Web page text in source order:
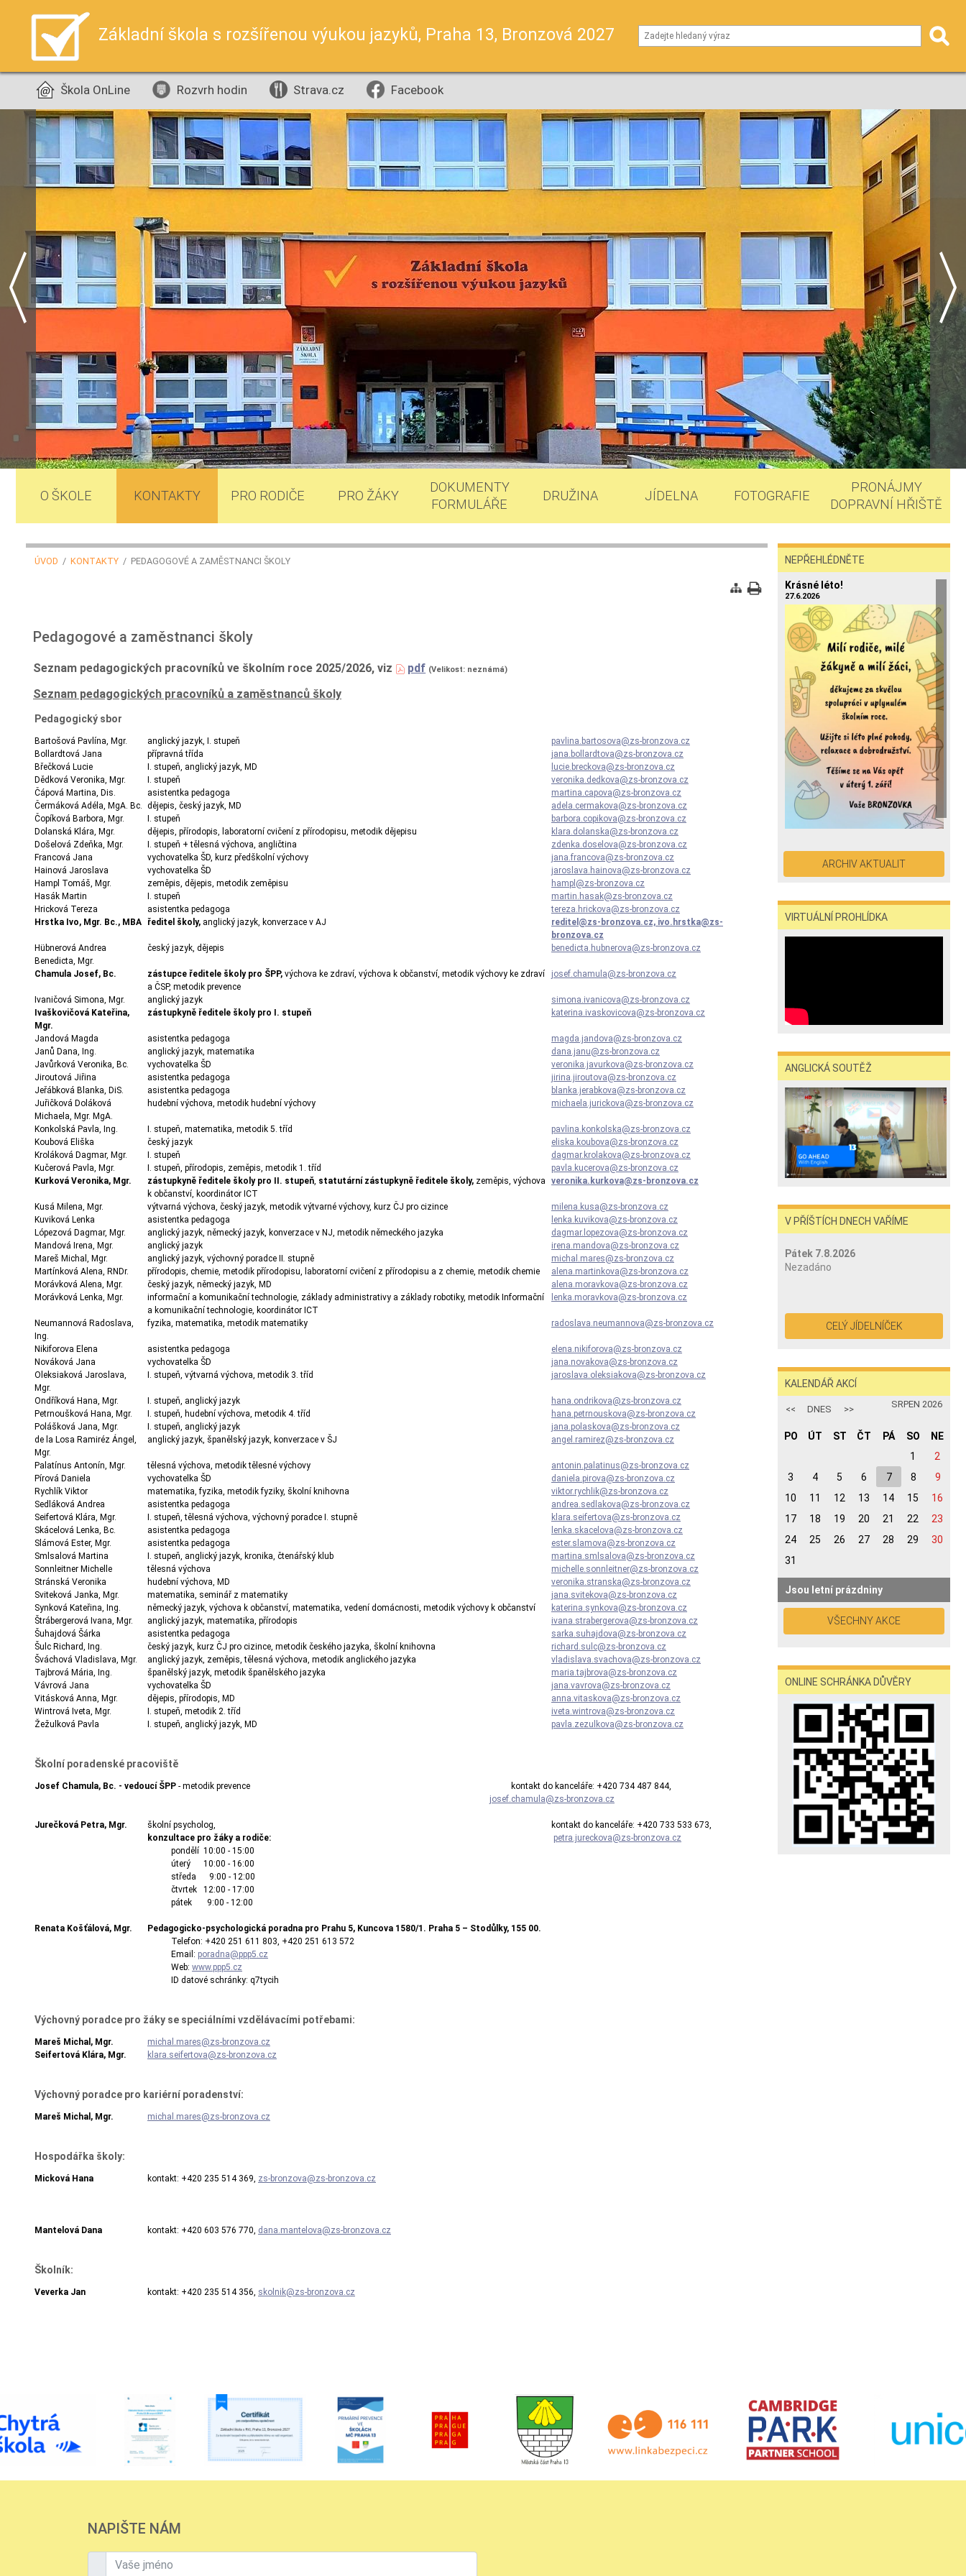
Základní škola s rozšířenou výukou jazyků, Praha 13, Bronzová 2027
Škola OnLine Rozvrh hodin Strava.cz Facebook
O ŠKOLE KONTAKTY PRO RODIČE PRO ŽÁKY
DOKUMENTY
FORMULÁŘE
DRUŽINA JÍDELNA FOTOGRAFIE
PRONÁJMY
DOPRAVNÍ HŘIŠTĚ
ÚVOD / KONTAKTY / PEDAGOGOVÉ A ZAMĚSTNANCI ŠKOLY
Pedagogové a zaměstnanci školy
Seznam pedagogických pracovníků ve školním roce 2025/2026, viz pdf (Velikost: neznámá)
Seznam pedagogických pracovníků a zaměstnanců školy
Pedagogický sbor
Bartošová Pavlína, Mgr. anglický jazyk, I. stupeň
pavlina.bartosova@zs-bronzova.cz
Bollardtová Jana
přípravná třída
jana.bollardtova@zs-bronzova.cz
Břečková Lucie
I. stupeň, anglický jazyk, MD
lucie.breckova@zs-bronzova.cz
Dědková Veronika, Mgr.
I. stupeň
veronika.dedkova@zs-bronzova.cz
Čápová Martina, Dis.
asistentka pedagoga
martina.capova@zs-bronzova.cz
Čermáková Adéla, MgA. Bc. dějepis, český jazyk, MD
adela.cermakova@zs-bronzova.cz
Čopíková Barbora, Mgr.
I. stupeň
barbora.copikova@zs-bronzova.cz
Dolanská Klára, Mgr.
dějepis, přírodopis, laboratorní cvičení z přírodopisu, metodik dějepisu
klara.dolanska@zs-bronzova.cz
Došelová Zdeňka, Mgr.
I. stupeň + tělesná výchova, angličtina
zdenka.doselova@zs-bronzova.cz
Francová Jana
vychovatelka ŠD, kurz předškolní výchovy
jana.francova@zs-bronzova.cz
Hainová Jaroslava
vychovatelka ŠD
jaroslava.hainova@zs-bronzova.cz
Hampl Tomáš, Mgr.
zeměpis, dějepis, metodik zeměpisu
hampl@zs-bronzova.cz
Hasák Martin
I. stupeň
martin.hasak@zs-bronzova.cz
Hricková Tereza
asistentka pedagoga
tereza.hrickova@zs-bronzova.cz
Hrstka Ivo, Mgr. Bc., MBA
ředitel školy, anglický jazyk, konverzace v AJ reditel@zs-bronzova.cz, ivo.hrstka@zs-
bronzova.cz
Hübnerová Andrea
Benedicta, Mgr.
český jazyk, dějepis benedicta.hubnerova@zs-bronzova.cz
Chamula Josef, Bc. zástupce ředitele školy pro ŠPP, výchova ke zdraví, výchova k občanství, metodik výchovy ke zdraví
a ČSP, metodik prevence
josef.chamula@zs-bronzova.cz
Ivaničová Simona, Mgr. anglický jazyk
simona.ivanicova@zs-bronzova.cz
Ivaškovičová Kateřina,
Mgr.
zástupkyně ředitele školy pro I. stupeň katerina.ivaskovicova@zs-bronzova.cz
Jandová Magda asistentka pedagoga
magda.jandova@zs-bronzova.cz
Janů Dana, Ing.
anglický jazyk, matematika
dana.janu@zs-bronzova.cz
Javůrková Veronika, Bc.
vychovatelka ŠD
veronika.javurkova@zs-bronzova.cz
Jiroutová Jiřina
asistentka pedagoga
jirina.jiroutova@zs-bronzova.cz
Jeřábková Blanka, DiS.
asistentka pedagoga
blanka.jerabkova@zs-bronzova.cz
Juřičková Doláková
Michaela, Mgr. MgA.
hudební výchova, metodik hudební výchovy michaela.jurickova@zs-bronzova.cz
Konkolská Pavla, Ing. I. stupeň, matematika, metodik 5. tříd
pavlina.konkolska@zs-bronzova.cz
Koubová Eliška
český jazyk
eliska.koubova@zs-bronzova.cz
Kroláková Dagmar, Mgr.
I. stupeň
dagmar.krolakova@zs-bronzova.cz
Kučerová Pavla, Mgr.
I. stupeň, přírodopis, zeměpis, metodik 1. tříd
pavla.kucerova@zs-bronzova.cz
Kurková Veronika, Mgr.
zástupkyně ředitele školy pro II. stupeň, statutární zástupkyně ředitele školy, zeměpis, výchova
k občanství, koordinátor ICT
veronika.kurkova@zs-bronzova.cz
Kusá Milena, Mgr. výtvarná výchova, český jazyk, metodik výtvarné výchovy, kurz ČJ pro cizince
milena.kusa@zs-bronzova.cz
Kuviková Lenka
asistentka pedagoga
lenka.kuvikova@zs-bronzova.cz
Lópezová Dagmar, Mgr.
anglický jazyk, německý jazyk, konverzace v NJ, metodik německého jazyka
dagmar.lopezova@zs-bronzova.cz
Mandová Irena, Mgr.
anglický jazyk
irena.mandova@zs-bronzova.cz
Mareš Michal, Mgr.
anglický jazyk, výchovný poradce II . stupně
michal.mares@zs-bronzova.cz
Martínková Alena, RNDr.
přírodopis, chemie, metodik přírodopisu, laboratorní cvičení z přírodopisu a z chemie, metodik chemie
alena.martinkova@zs-bronzova.cz
Morávková Alena, Mgr.
český jazyk, německý jazyk, MD
alena.moravkova@zs-bronzova.cz
Morávková Lenka, Mgr.
informační a komunikační technologie, základy administrativy a základy robotiky, metodik Informační
a komunikační technologie, koordinátor ICT
lenka.moravkova@zs-bronzova.cz
Neumannová Radoslava,
Ing.
fyzika, matematika, metodik matematiky radoslava.neumannova@zs-bronzova.cz
Nikiforova Elena asistentka pedagoga elena.nikiforova@zs-bronzova.cz
Nováková Jana
vychovatelka ŠD
jana.novakova@zs-bronzova.cz
Oleksiaková Jaroslava,
Mgr.
I. stupeň, výtvarná výchova, metodik 3. tříd jaroslava.oleksiakova@zs-bronzova.cz
Ondříková Hana, Mgr. I. stupeň, anglický jazyk
hana.ondrikova@zs-bronzova.cz
Petrnoušková Hana, Mgr.
I. stupeň, hudební výchova, metodik 4. tříd
hana.petrnouskova@zs-bronzova.cz
Polášková Jana, Mgr.
I. stupeň, anglický jazyk
jana.polaskova@zs-bronzova.cz
de la Losa Ramiréz Ángel,
Mgr.
anglický jazyk, španělský jazyk, konverzace v ŠJ angel.ramirez@zs-bronzova.cz
Palatínus Antonín, Mgr. tělesná výchova, metodik tělesné výchovy
antonin.palatinus@zs-bronzova.cz
Pírová Daniela
vychovatelka ŠD
daniela.pirova@zs-bronzova.cz
Rychlík Viktor
matematika, fyzika, metodik fyziky, školní knihovna
viktor.rychlik@zs-bronzova.cz
Sedláková Andrea
asistentka pedagoga
andrea.sedlakova@zs-bronzova.cz
Seifertová Klára, Mgr.
I. stupeň, tělesná výchova, výchovný poradce I. stupně
klara.seifertova@zs-bronzova.cz
Skácelová Lenka, Bc.
asistentka pedagoga
lenka.skacelova@zs-bronzova.cz
Slámová Ester, Mgr.
asistentka pedagoga
ester.slamova@zs-bronzova.cz
Smlsalová Martina
I. stupeň, anglický jazyk, kronika, čtenářský klub
martina.smlsalova@zs-bronzova.cz
Sonnleitner Michelle
tělesná výchova michelle.sonnleitner@zs-bronzova.cz
Stránská Veronika
hudební výchova, MD
veronika.stranska@zs-bronzova.cz
Sviteková Janka, Mgr.
matematika, seminář z matematiky
jana.svitekova@zs-bronzova.cz
Synková Kateřina, Ing.
německý jazyk, výchova k občanství, matematika, vedení domácnosti, metodik výchovy k občanství
katerina.synkova@zs-bronzova.cz
Štrábergerová Ivana, Mgr.
anglický jazyk, matematika, přírodopis
ivana.strabergerova@zs-bronzova.cz
Šuhajdová Šárka
asistentka pedagoga
sarka.suhajdova@zs-bronzova.cz
Šulc Richard, Ing.
český jazyk, kurz ČJ pro cizince, metodik českého jazyka, školní knihovna
richard.sulc@zs-bronzova.cz
Šváchová Vladislava, Mgr.
anglický jazyk, zeměpis, tělesná výchova, metodik anglického jazyka
vladislava.svachova@zs-bronzova.cz
Tajbrová Mária, Ing.
španělský jazyk, metodik španělského jazyka
maria.tajbrova@zs-bronzova.cz
Vávrová Jana
vychovatelka ŠD
jana.vavrova@zs-bronzova.cz
Vitásková Anna, Mgr.
dějepis, přírodopis, MD
anna.vitaskova@zs-bronzova.cz
Wintrová Iveta, Mgr.
I. stupeň, metodik 2. tříd
iveta.wintrova@zs-bronzova.cz
Žežulková Pavla
I. stupeň, anglický jazyk, MD pavla.zezulkova@zs-bronzova.cz
Školní poradenské pracoviště
Josef Chamula, Bc. - vedoucí ŠPP - metodik prevence kontakt do kanceláře: +420 734 487 844,
josef.chamula@zs-bronzova.cz
Jurečková Petra, Mgr.
školní psycholog,
konzultace pro žáky a rodiče:
pondělí 10:00 - 15:00
úterý 10:00 - 16:00
středa 9:00 - 12:00
čtvrtek 12:00 - 17:00
pátek 9:00 - 12:00
kontakt do kanceláře: +420 733 533 673,
petra.jureckova@zs-bronzova.cz
Renata Košťálová, Mgr.
Pedagogicko-psychologická poradna pro Prahu 5, Kuncova 1580/1. Praha 5 – Stodůlky, 155 00.
Telefon: +420 251 611 803, +420 251 613 572
Email: poradna@ppp5.cz
Web: www.ppp5.cz
ID datové schránky: q7tycih
Výchovný poradce pro žáky se speciálními vzdělávacími potřebami:
Mareš Michal, Mgr.
michal.mares@zs-bronzova.cz
Seifertová Klára, Mgr.
klara.seifertova@zs-bronzova.cz
Výchovný poradce pro kariérní poradenství:
Mareš Michal, Mgr. michal.mares@zs-bronzova.cz
Hospodářka školy:
Micková Hana kontakt: +420 235 514 369, zs-bronzova@zs-bronzova.cz
Mantelová Dana kontakt: +420 603 576 770, dana.mantelova@zs-bronzova.cz
Školník:
Veverka Jan kontakt: +420 235 514 356, skolnik@zs-bronzova.cz
NEPŘEHLÉDNĚTE
Krásné léto!
27.6.2026
ARCHIV AKTUALIT
VIRTUÁLNÍ PROHLÍDKA
ANGLICKÁ SOUTĚŽ
V PŘÍŠTÍCH DNECH VAŘÍME
Pátek 7.8.2026
Nezadáno
CELÝ JÍDELNÍČEK
KALENDÁŘ AKCÍ
<< DNES >> SRPEN 2026
32. KALENDÁŘNÍ TÝDEN
PO ÚT ST ČT PÁ SO
NE
1
2
3
4 5 6 7 8
9
10
11 12 13 14 15
16
17
18 19 20 21 22
23
24
25 26 27 28 29
30
31
Jsou letní prázdniny
VŠECHNY AKCE
ONLINE SCHRÁNKA DŮVĚRY
NAPIŠTE NÁM
Vaše jméno